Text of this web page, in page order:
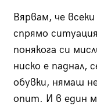
Вярвам, че
спрямо
понякога си
ниско е паднал,
обувки, нямаш
опит. И в един